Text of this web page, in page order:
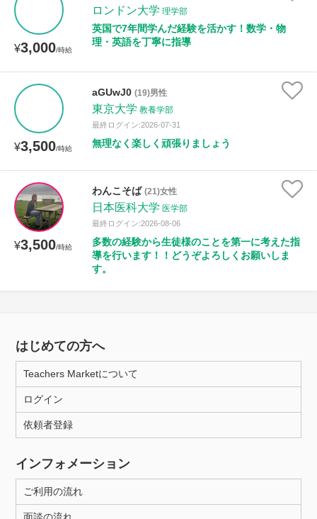
¥3,000/時給
ロンドン大学 理学部
英国で7年間学んだ経験を活かす！数学・物
理・英語を丁寧に指導
¥3,500/時給
aGUwJ0 (19)男性
東京大学 教養学部
最終ログイン:2026-07-31
無理なく楽しく頑張りましょう
¥3,500/時給
わんこそば (21)女性
日本医科大学 医学部
最終ログイン:2026-08-06
多数の経験から生徒様のことを第一に考えた指
導を行います！！どうぞよろしくお願いしま
す。
はじめての方へ
Teachers Marketについて
ログイン
依頼者登録
インフォメーション
ご利用の流れ